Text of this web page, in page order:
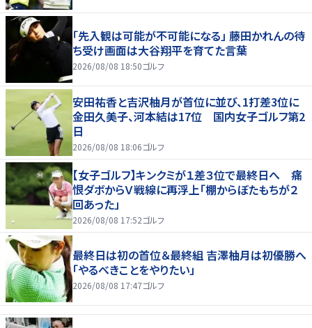
「先入観は可能が不可能になる」 藤田かれんの待
ち受け画面は大谷翔平を育てた言葉
2026/08/08 18:50ゴルフ
安田祐香と吉沢柚月が首位に並び、1打差3位に
金田久美子、河本結は17位 国内女子ゴルフ第2
日
2026/08/08 18:06ゴルフ
【女子ゴルフ】キンクミが１差３位で最終日へ 痛
恨ダボからＶ戦線に再浮上「棚からぼたもちが２
回あった」
2026/08/08 17:52ゴルフ
最終日は初の首位＆最終組 吉澤柚月は初優勝へ
「やるべきことをやりたい」
2026/08/08 17:47ゴルフ